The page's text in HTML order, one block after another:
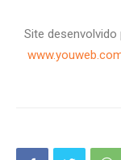
Site